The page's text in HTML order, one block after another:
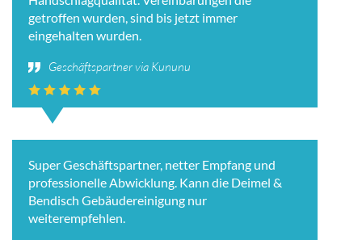
getroffen wurden, sind bis jetzt immer
eingehalten wurden.
Geschäftspartner via Kununu
Super Geschäftspartner, netter Empfang und
professionelle Abwicklung. Kann die Deimel &
Bendisch Gebäudereinigung nur
weiterempfehlen.